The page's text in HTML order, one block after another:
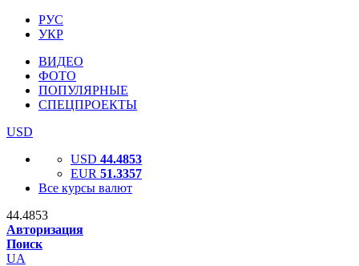
РУС
УКР
ВИДЕО
ФОТО
ПОПУЛЯРНЫЕ
СПЕЦПРОЕКТЫ
USD
USD 44.4853
EUR 51.3357
Все курсы валют
44.4853
Авторизация
Поиск
UA